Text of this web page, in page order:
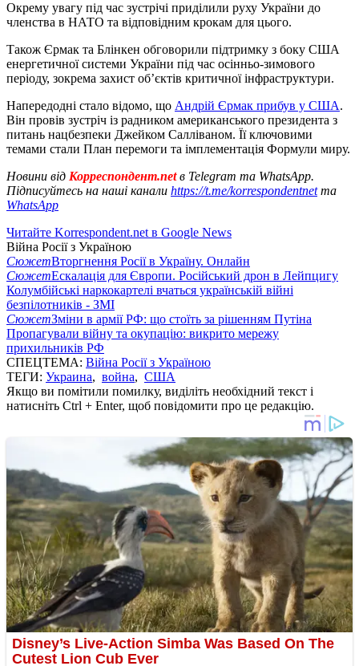
Окрему увагу під час зустрічі приділили руху України до
членства в НАТО та відповідним крокам для цього.
Також Єрмак та Блінкен обговорили підтримку з боку США
енергетичної системи України під час осінньо-зимового
періоду, зокрема захист об’єктів критичної інфраструктури.
Напередодні стало відомо, що Андрій Єрмак прибув у США.
Він провів зустріч із радником американського президента з
питань нацбезпеки Джейком Салліваном. Її ключовими
темами стали План перемоги та імплементація Формули миру.
Новини від Корреспондент.netв Telegram та WhatsApp.
Підписуйтесь на наші канали https://t.me/korrespondentnetта
WhatsApp
Читайте Korrespondent.net в Google News
Війна Росії з Україною
СюжетВторгнення Росії в Україну. Онлайн
СюжетЕскалація для Європи. Російський дрон в Лейпцигу
Колумбійські наркокартелі вчаться українській війні
безпілотників - ЗМІ
СюжетЗміни в армії РФ: що стоїть за рішенням Путіна
Пропагували війну та окупацію: викрито мережу
прихильників РФ
СПЕЦТЕМА: Війна Росії з Україною
ТЕГИ: Украина, война, США
Якщо ви помітили помилку, виділіть необхідний текст і
натисніть Ctrl + Enter, щоб повідомити про це редакцію.